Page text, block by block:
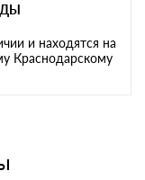
и находятся на
Краснодарскому